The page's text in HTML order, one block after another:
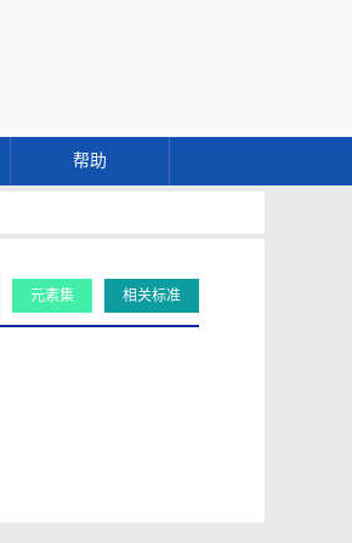
帮助
元素集 相关标准